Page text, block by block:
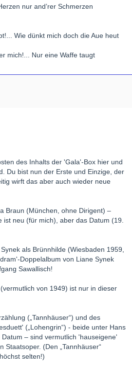
nur and’rer Schmerzen
Wie dünkt mich doch die Aue heut
mich!... Nur eine Waffe taugt
des Inhalts der 'Gala'-Box hier und
Du bist nun der Erste und Einzige, der
wirft das aber auch wieder neue
Braun (München, ohne Dirigent) –
ist neu (für mich), aber das Datum (19.
als Brünnhilde (Wiesbaden 1959,
Doppelalbum von Liane Synek
Sawallisch!
von 1949) ist nur in dieser
(„Tannhäuser“) und des
(„Lohengrin“) - beide unter Hans
– sind vermutlich 'hauseigene'
Staatsoper. (Den „Tannhäuser“
selten!)